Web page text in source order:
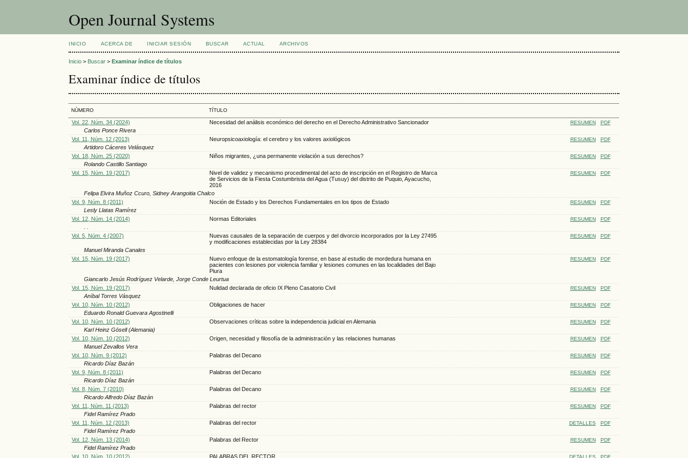
Open Journal Systems
INICIO ACERCA DE INICIAR SESIÓN BUSCAR ACTUAL ARCHIVOS
Inicio > Buscar >Examinar índice de títulos
Examinar índice de títulos
NÚMERO TÍTULO
Vol. 22, Núm. 34 (2024) Necesidad del análisis económico del derecho en el Derecho Administrativo Sancionador RESUMEN PDF
Carlos Ponce Rivera
Vol. 11, Núm. 12 (2013)
Neuropsicoaxiología: el cerebro y los valores axiológicos RESUMEN PDF
Artidoro Cáceres Velásquez
Vol. 18, Núm. 25 (2020)
Niños migrantes, ¿una permanente violación a sus derechos? RESUMEN PDF
Rolando Castillo Santiago
Vol. 15, Núm. 19 (2017)
Nivel de validez y mecanismo procedimental del acto de inscripción en el Registro de Marca
de Servicios de la Fiesta Costumbrista del Agua (Tusuy) del distrito de Puquio, Ayacucho,
2016
RESUMEN PDF
Felipa Elvira Muñoz Ccuro, Sidney Arangoitia Chalco
Vol. 9, Núm. 8 (2011)
Noción de Estado y los Derechos Fundamentales en los tipos de Estado RESUMEN PDF
Lesly Llatas Ramírez
Vol. 12, Núm. 14 (2014)
Normas Editoriales RESUMEN PDF
Vol. 5, Núm. 4 (2007)
Nuevas causales de la separación de cuerpos y del divorcio incorporados por la Ley 27495
y modificaciones establecidas por la Ley 28384
RESUMEN PDF
Manuel Miranda Canales
Vol. 15, Núm. 19 (2017)
Nuevo enfoque de la estomatología forense, en base al estudio de mordedura humana en
pacientes con lesiones por violencia familiar y lesiones comunes en las localidades del Bajo
Piura
RESUMEN PDF
Giancarlo Jesús Rodríguez Velarde, Jorge Conde Leurtua
Vol. 15, Núm. 19 (2017)
Nulidad declarada de oficio IX Pleno Casatorio Civil RESUMEN PDF
Aníbal Torres Vásquez
Vol. 10, Núm. 10 (2012)
Obligaciones de hacer RESUMEN PDF
Eduardo Ronald Guevara Agostinelli
Vol. 10, Núm. 10 (2012)
Observaciones críticas sobre la independencia judicial en Alemania RESUMEN PDF
Karl Heinz Gösell (Alemania)
Vol. 10, Núm. 10 (2012)
Origen, necesidad y filosofía de la administración y las relaciones humanas RESUMEN PDF
Manuel Zevallos Vera
Vol. 10, Núm. 9 (2012)
Palabras del Decano RESUMEN PDF
Ricardo Díaz Bazán
Vol. 9, Núm. 8 (2011)
Palabras del Decano RESUMEN PDF
Ricardo Díaz Bazán
Vol. 8, Núm. 7 (2010)
Palabras del Decano RESUMEN PDF
Ricardo Alfredo Díaz Bazán
Vol. 11, Núm. 11 (2013)
Palabras del rector RESUMEN PDF
Fidel Ramírez Prado
Vol. 11, Núm. 12 (2013)
Palabras del rector DETALLES PDF
Fidel Ramírez Prado
Vol. 12, Núm. 13 (2014)
Palabras del Rector RESUMEN PDF
Fidel Ramírez Prado
Vol. 10, Núm. 10 (2012)
PALABRAS DEL RECTOR DETALLES PDF